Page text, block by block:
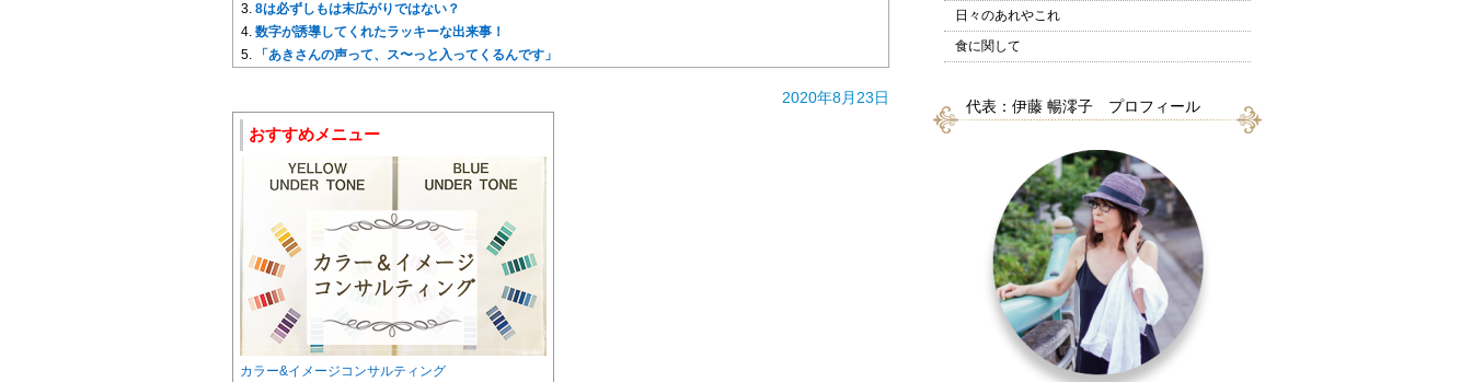
8は必ずしもは末広がりではない？
数字が誘導してくれたラッキーな出来事！
「あきさんの声って、ス〜っと入ってくるんです」
2020年8月23日
おすすめメニュー
カラー&イメージコンサルティング
日々のあれやこれ
食に関して
代表：伊藤 暢澪子 プロフィール